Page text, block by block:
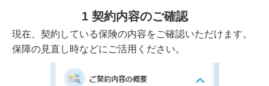
1 契約内容のご確認
現在、契約している保険の内容をご確認いただけます。
保障の見直し時などにご活用ください。